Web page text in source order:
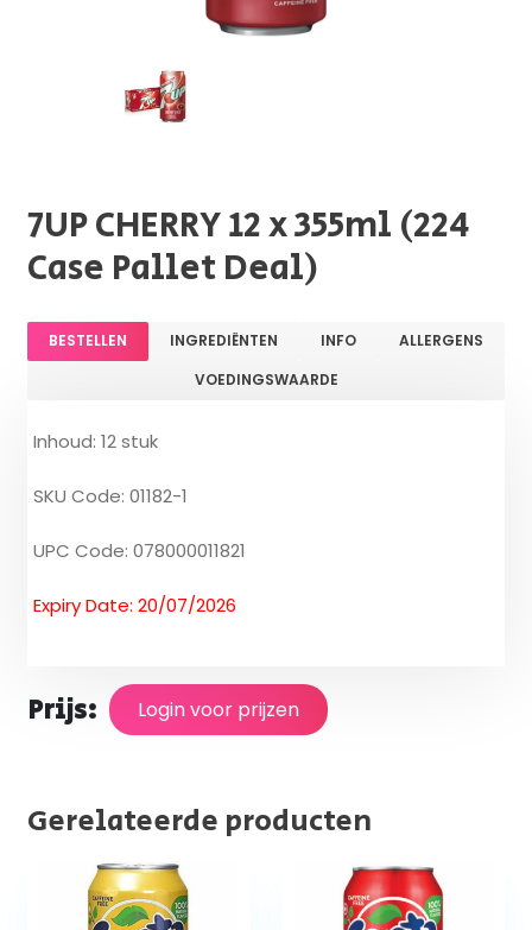
7UP CHERRY 12 x 355ml (224
Case Pallet Deal)
BESTELLEN INGREDIËNTEN INFO
ALLERGENS
VOEDINGSWAARDE
Inhoud: 12 stuk
SKU Code: 01182-1
UPC Code: 078000011821
Expiry Date: 20/07/2026
Prijs: Login voor prijzen
Gerelateerde producten